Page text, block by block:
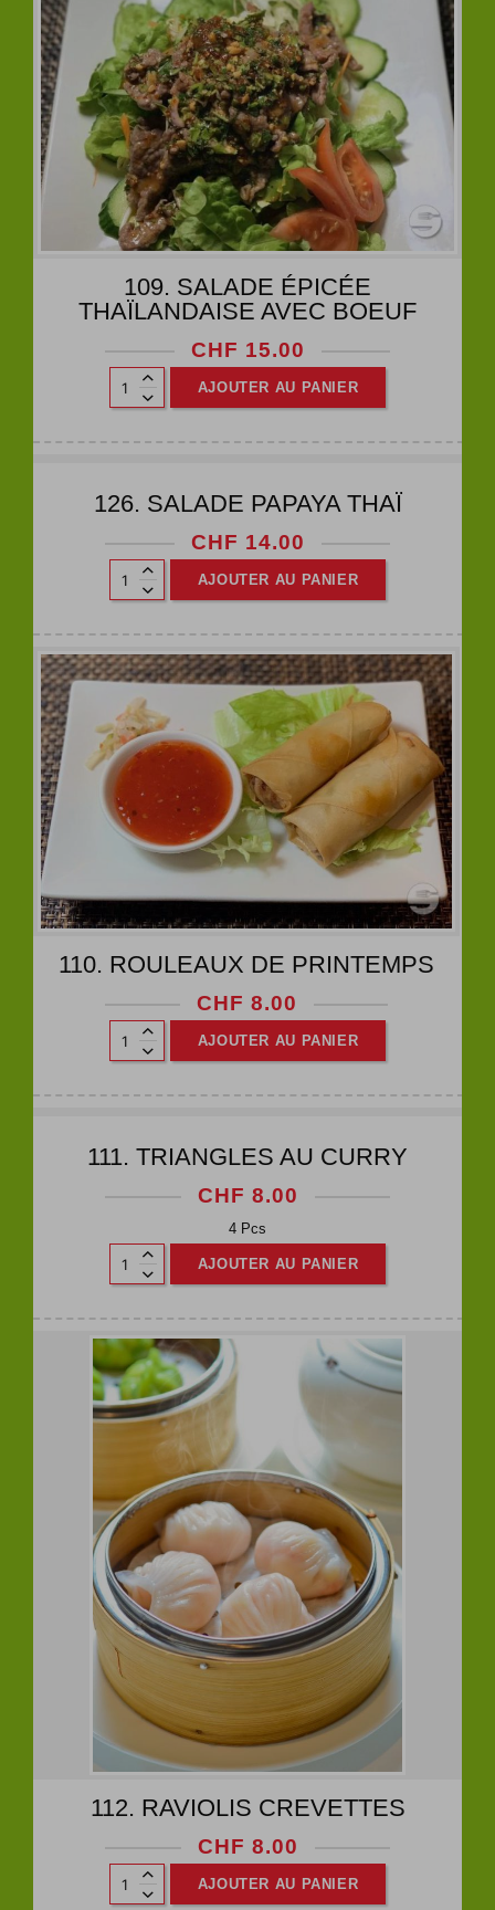
109. SALADE ÉPICÉE
THAÏLANDAISE AVEC BOEUF
CHF 15.00
AJOUTER AU PANIER
126. SALADE PAPAYA THAÏ
CHF 14.00
AJOUTER AU PANIER
110. ROULEAUX DE PRINTEMPS
CHF 8.00
AJOUTER AU PANIER
111. TRIANGLES AU CURRY
CHF 8.00
4 Pcs
AJOUTER AU PANIER
112. RAVIOLIS CREVETTES
CHF 8.00
AJOUTER AU PANIER